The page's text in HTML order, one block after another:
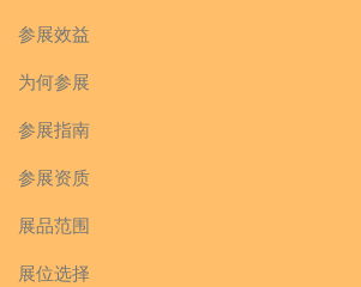
参展效益
为何参展
参展指南
参展资质
展品范围
展位选择